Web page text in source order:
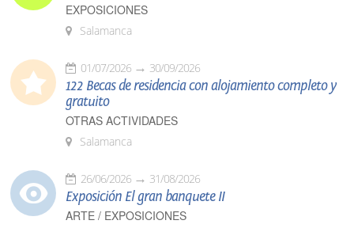
EXPOSICIONES
Salamanca
01/07/2026 30/09/2026
122 Becas de residencia con alojamiento completo y
gratuito
OTRAS ACTIVIDADES
Salamanca
26/06/2026 31/08/2026
Exposición El gran banquete II
ARTE / EXPOSICIONES